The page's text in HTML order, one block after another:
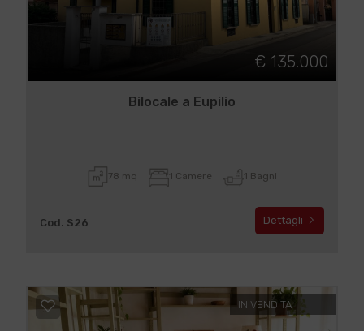
€ 135.000
Bilocale a Eupilio
78 mq 1 Camere 1 Bagni
Cod. S26 Dettagli
IN VENDITA